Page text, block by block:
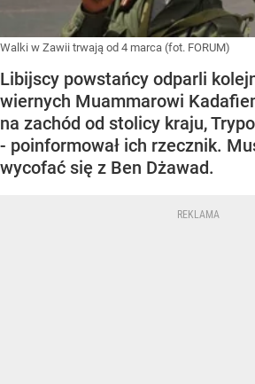
Walki w Zawii trwają od 4 marca (fot. FORUM)
Libijscy powstańcy odparli
wiernych Muammarowi
na zachód od stolicy kraju,
- poinformował ich rzecznik.
wycofać się z Ben Dżawad.